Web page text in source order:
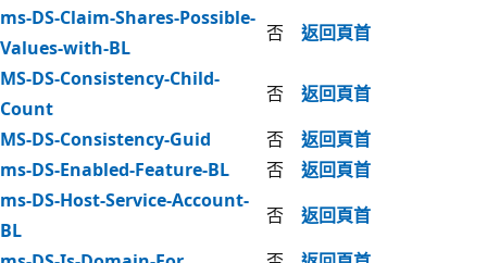
ms-DS-Claim-Shares-Possible-
Values-with-BL
否
返回頁首
MS-DS-Consistency-Child-
Count
否
返回頁首
MS-DS-Consistency-Guid
否
返回頁首
ms-DS-Enabled-Feature-BL
否
返回頁首
ms-DS-Host-Service-Account-
BL
否
返回頁首